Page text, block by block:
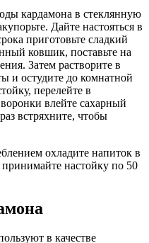
кардамона в стеклянную
Дайте настояться в
приготовьте сладкий
ковшик, поставьте на
Затем растворите в
и остудите до комнатной
перелейте в
влейте сахарный
встряхните, чтобы
охладите напиток в
настойку по 50
в качестве